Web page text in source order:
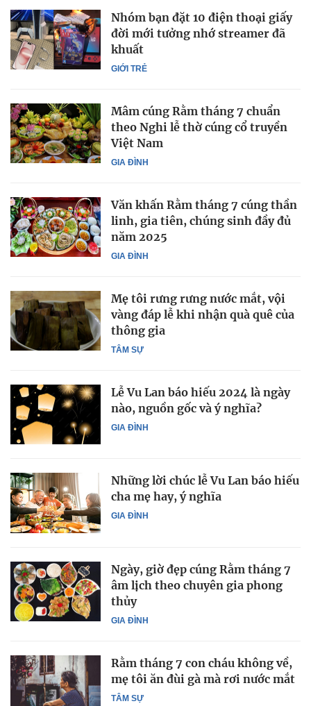
GIỚI TRẺ
Nhóm bạn đặt 10 điện thoại giấy
đời mới tưởng nhớ streamer đã
khuất
GIA ĐÌNH
Mâm cúng Rằm tháng 7 chuẩn
theo Nghi lễ thờ cúng cổ truyền
Việt Nam
GIA ĐÌNH
Văn khấn Rằm tháng 7 cúng thần
linh, gia tiên, chúng sinh đầy đủ
năm 2025
TÂM SỰ
Mẹ tôi rưng rưng nước mắt, vội
vàng đáp lễ khi nhận quà quê của
thông gia
GIA ĐÌNH
Lễ Vu Lan báo hiếu 2024 là ngày
nào, nguồn gốc và ý nghĩa?
GIA ĐÌNH
Những lời chúc lễ Vu Lan báo hiếu
cha mẹ hay, ý nghĩa
GIA ĐÌNH
Ngày, giờ đẹp cúng Rằm tháng 7
âm lịch theo chuyên gia phong
thủy
TÂM SỰ
Rằm tháng 7 con cháu không về,
mẹ tôi ăn đùi gà mà rơi nước mắt